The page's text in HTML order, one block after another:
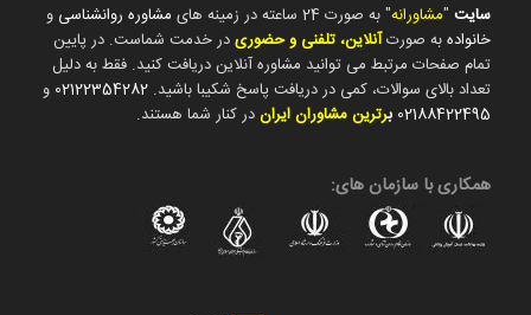
سایت"مشاورانه" به صورت 24 ساعته در زمینه های مشاوره روانشناسی و
خانوادهبه صورتآنلاین، تلفنی و حضوریدر خدمت شماست. در پایین
تمام صفحات مرتبط می توانید مشاوره آنلاین دریافت کنید. فقط به دلیل
تعداد بالای سوالات، کمی در دریافت پاسخ شکیبا باشید. 02122354282 و
02188422495 برترین مشاوران ایراندر کنار شما هستند.
همکاری با سازمان های: